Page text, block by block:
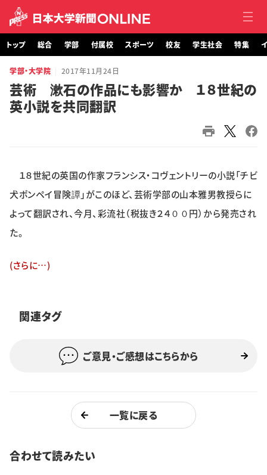
トップ
総合
スポーツ
イベント
購読 日大文芸賞
トップ 総合 学部 付属校 スポーツ 校友 学生社会 特集
学部・大学院 2017年11月24日
芸術 漱石の作品にも影響か １８世紀の
英小説を共同翻訳
１８世紀の英国の作家フランシス・コヴェントリーの小説「チビ
犬ポンペイ冒険譚」がこのほど、芸術学部の山本雅男教授らに
よって翻訳され、今月、彩流社（税抜き２４００円）から発売され
た。
(さらに…)
関連タグ
ご意見・ご感想はこちらから
一覧に戻る
合わせて読みたい